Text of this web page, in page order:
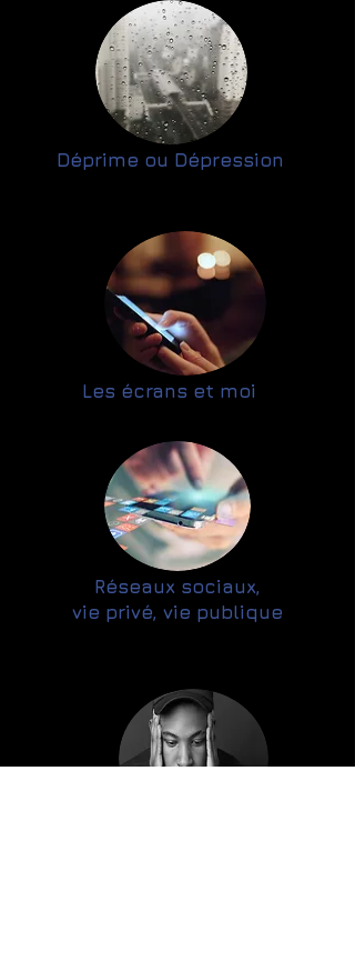
Déprime ou Dépression
Les écrans et moi
Réseaux sociaux,
vie privé, vie publique